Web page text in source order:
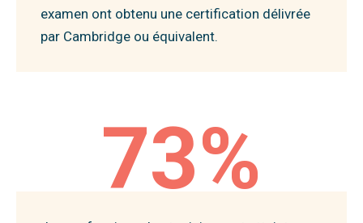
examen ont obtenu une certification délivrée
par Cambridge ou équivalent.
73%